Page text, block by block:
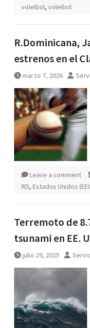
voleibol, voleibol
R.Dominicana,
estrenos en el
marzo 7, 2026
Leave a comment
RD, Estados Unidos
Terremoto de
tsunami en EE.
julio 29, 2025